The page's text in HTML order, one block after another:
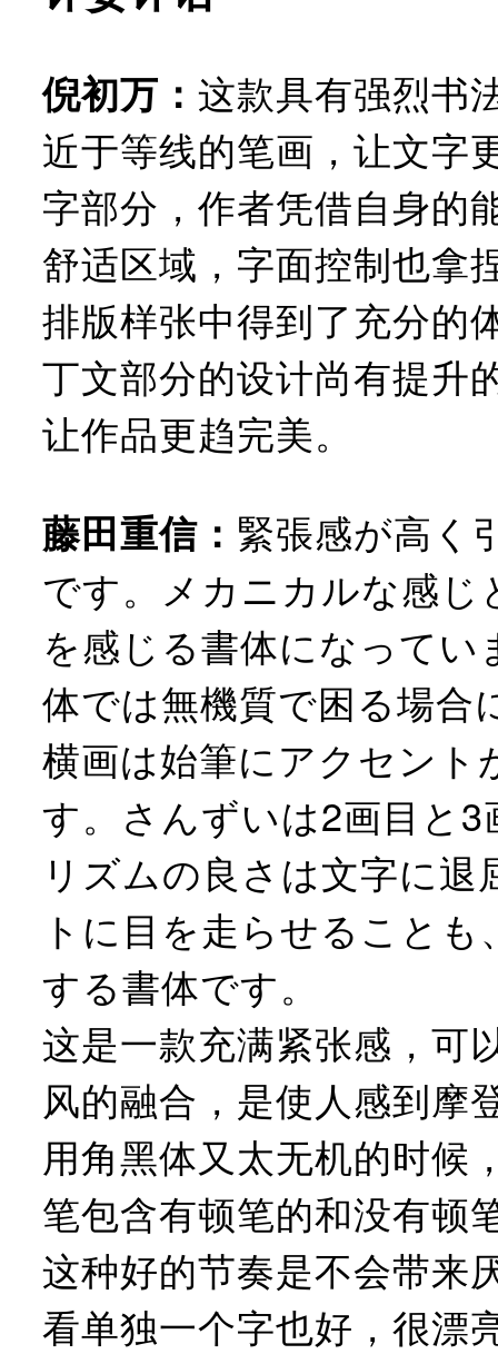
倪初万： 这款具有强烈书
近于等线的笔画，让文字
字部分，作者凭借自身的
舒适区域，字面控制也拿
排版样张中得到了充分的
丁文部分的设计尚有提升
让作品更趋完美。
藤田重信： 緊張感が高く
です。メカニカルな感
を感じる書体になって
体では無機質で困る場合
横画は始筆にアクセン
す。さんずいは2画目と
リズムの良さは文字に
トに目を走らせること
する書体です。
这是一款充满紧张感，可
风的融合，是使人感到摩
用角黑体又太无机的时候
笔包含有顿笔的和没有顿
这种好的节奏是不会带来
看单独一个字也好，很漂